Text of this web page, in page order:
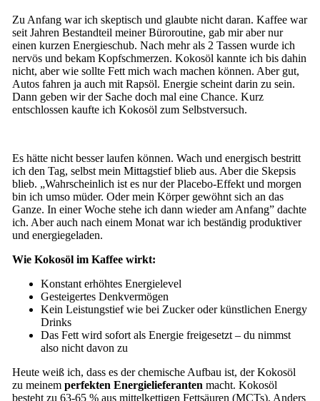
Zu Anfang war ich skeptisch und glaubte nicht daran. Kaffee war
seit Jahren Bestandteil meiner Büroroutine, gab mir aber nur
einen kurzen Energieschub. Nach mehr als 2 Tassen wurde ich
nervös und bekam Kopfschmerzen. Kokosöl kannte ich bis dahin
nicht, aber wie sollte Fett mich wach machen können. Aber gut,
Autos fahren ja auch mit Rapsöl. Energie scheint darin zu sein.
Dann geben wir der Sache doch mal eine Chance. Kurz
entschlossen kaufte ich Kokosöl zum Selbstversuch.
Es hätte nicht besser laufen können. Wach und energisch bestritt
ich den Tag, selbst mein Mittagstief blieb aus. Aber die Skepsis
blieb. „Wahrscheinlich ist es nur der Placebo-Effekt und morgen
bin ich umso müder. Oder mein Körper gewöhnt sich an das
Ganze. In einer Woche stehe ich dann wieder am Anfang” dachte
ich. Aber auch nach einem Monat war ich beständig produktiver
und energiegeladen.
Wie Kokosöl im Kaffee wirkt:
Konstant erhöhtes Energielevel
Gesteigertes Denkvermögen
Kein Leistungstief wie bei Zucker oder künstlichen Energy
Drinks
Das Fett wird sofort als Energie freigesetzt – du nimmst
also nicht davon zu
Heute weiß ich, dass es der chemische Aufbau ist, der Kokosöl
zu meinem perfekten Energielieferanten macht. Kokosöl
besteht zu 63-65 % aus mittelkettigen Fettsäuren (MCTs). Anders